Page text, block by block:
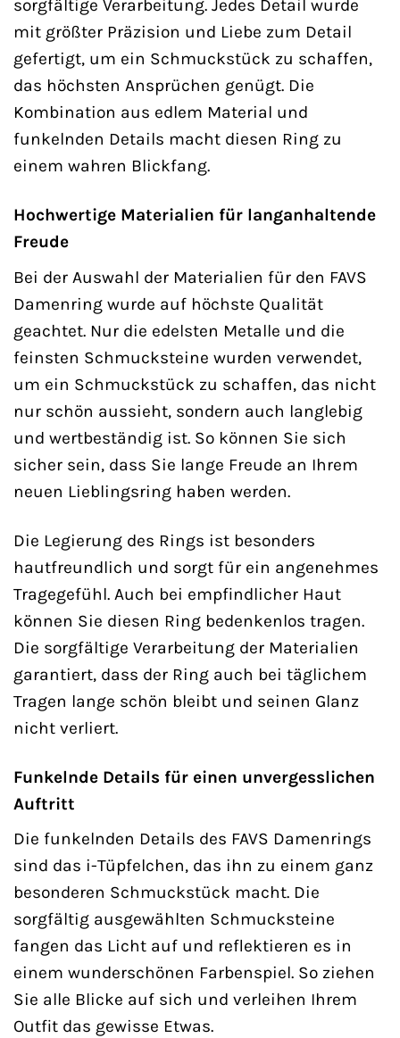
sorgfältige Verarbeitung. Jedes Detail wurde
mit größter Präzision und Liebe zum Detail
gefertigt, um ein Schmuckstück zu schaffen,
das höchsten Ansprüchen genügt. Die
Kombination aus edlem Material und
funkelnden Details macht diesen Ring zu
einem wahren Blickfang.
Hochwertige Materialien für langanhaltende
Freude
Bei der Auswahl der Materialien für den FAVS
Damenring wurde auf höchste Qualität
geachtet. Nur die edelsten Metalle und die
feinsten Schmucksteine wurden verwendet,
um ein Schmuckstück zu schaffen, das nicht
nur schön aussieht, sondern auch langlebig
und wertbeständig ist. So können Sie sich
sicher sein, dass Sie lange Freude an Ihrem
neuen Lieblingsring haben werden.
Die Legierung des Rings ist besonders
hautfreundlich und sorgt für ein angenehmes
Tragegefühl. Auch bei empfindlicher Haut
können Sie diesen Ring bedenkenlos tragen.
Die sorgfältige Verarbeitung der Materialien
garantiert, dass der Ring auch bei täglichem
Tragen lange schön bleibt und seinen Glanz
nicht verliert.
Funkelnde Details für einen unvergesslichen
Auftritt
Die funkelnden Details des FAVS Damenrings
sind das i-Tüpfelchen, das ihn zu einem ganz
besonderen Schmuckstück macht. Die
sorgfältig ausgewählten Schmucksteine
fangen das Licht auf und reflektieren es in
einem wunderschönen Farbenspiel. So ziehen
Sie alle Blicke auf sich und verleihen Ihrem
Outfit das gewisse Etwas.